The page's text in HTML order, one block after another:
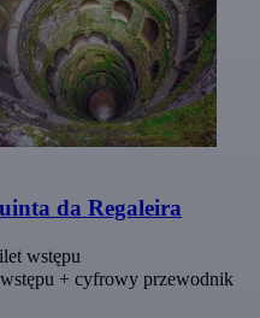
da Regaleira
wstępu
+ cyfrowy przewodnik